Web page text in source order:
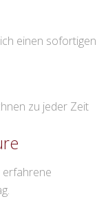
einen sofortigen
zu jeder Zeit
erfahrene